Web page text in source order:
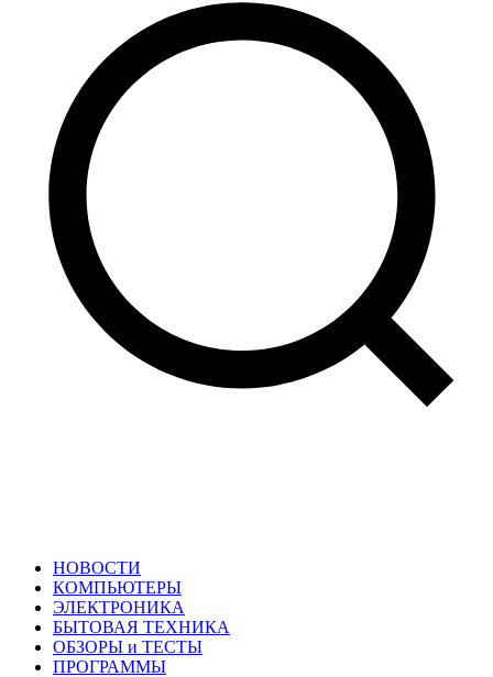
НОВОСТИ
КОМПЬЮТЕРЫ
ЭЛЕКТРОНИКА
БЫТОВАЯ ТЕХНИКА
ОБЗОРЫ и ТЕСТЫ
ПРОГРАММЫ